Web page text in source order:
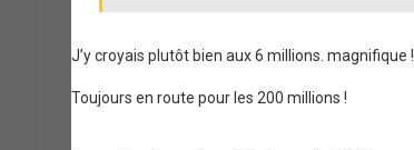
J’y croyais plutôt bien aux 6 millions. magnifique !
Toujours en route pour les 200 millions !